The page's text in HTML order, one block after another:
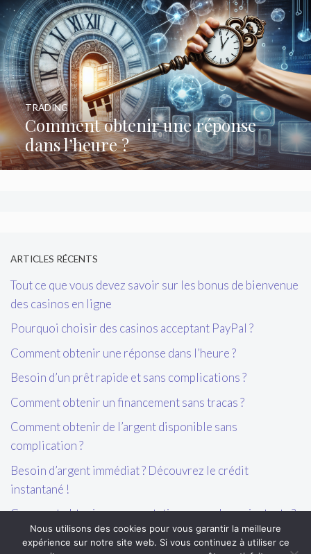
Comment obtenir une réponse
dans l’heure ?
TRADING
ARTICLES RÉCENTS
Tout ce que vous devez savoir sur les bonus de bienvenue
des casinos en ligne
Pourquoi choisir des casinos acceptant PayPal ?
Comment obtenir une réponse dans l’heure ?
Besoin d’un prêt rapide et sans complications ?
Comment obtenir un financement sans tracas ?
Comment obtenir de l’argent disponible sans
complication ?
Besoin d’argent immédiat ? Découvrez le crédit
instantané !
Comment obtenir une acceptation en quelques instants ?
Nous utilisons des cookies pour vous garantir la meilleure
expérience sur notre site web. Si vous continuez à utiliser ce